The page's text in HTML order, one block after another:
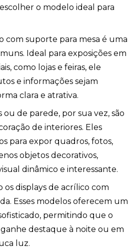
o modelo ideal para
com suporte para mesa é uma
Ideal para exposições em
como lojas e feiras, ele
e informações sejam
clara e atrativa.
ou de parede, por sua vez, são
de interiores. Eles
para expor quadros, fotos,
objetos decorativos,
dinâmico e interessante.
os displays de acrílico com
Esses modelos oferecem um
permitindo que o
destaque à noite ou em
luz.